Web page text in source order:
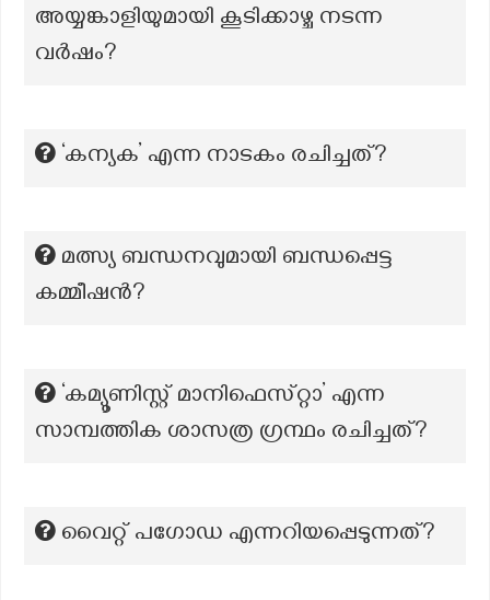
അയ്യങ്കാളിയുമായി കൂടിക്കാഴ്ച നടന്ന
വർഷം?
‘കന്യക’ എന്ന നാടകം രചിച്ചത്?
മത്സ്യ ബന്ധനവുമായി ബന്ധപ്പെട്ട
കമ്മീഷൻ?
‘കമ്യൂണിസ്റ്റ് മാനിഫെസ്‌റ്റാ’ എന്ന
സാമ്പത്തിക ശാസത്ര ഗ്രന്ഥം രചിച്ചത്?
വൈറ്റ് പഗോഡ എന്നറിയപ്പെടുന്നത്?